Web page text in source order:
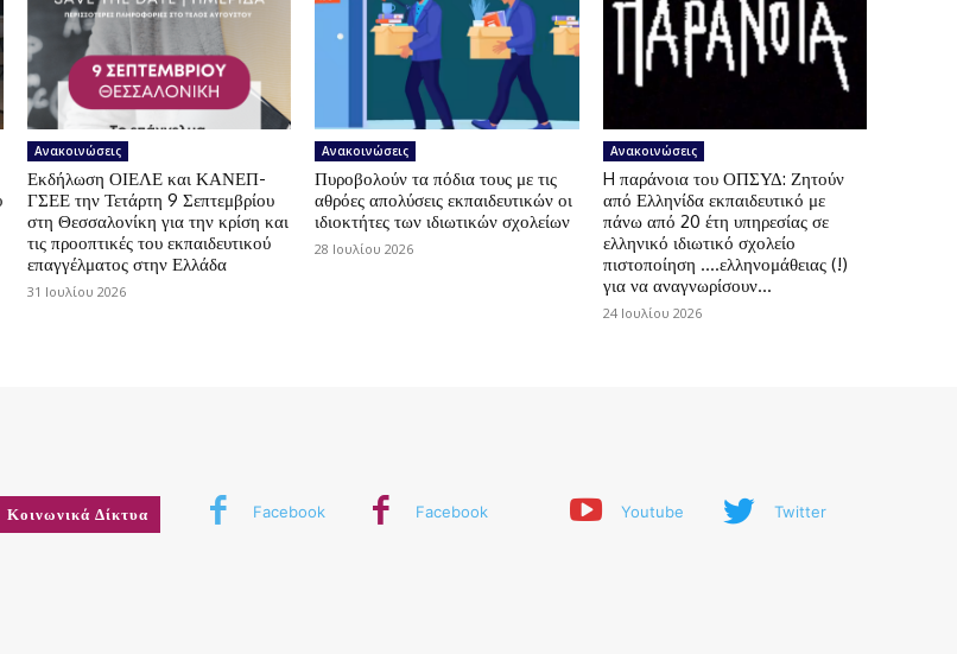
Ανακοινώσεις
Εκδήλωση ΟΙΕΛΕ και ΚΑΝΕΠ-
ΓΣΕΕ την Τετάρτη 9 Σεπτεμβρίου
στη Θεσσαλονίκη για την κρίση και
τις προοπτικές του εκπαιδευτικού
επαγγέλματος στην Ελλάδα
31 Ιουλίου 2026
Ανακοινώσεις
Πυροβολούν τα πόδια τους με τις
αθρόες απολύσεις εκπαιδευτικών οι
ιδιοκτήτες των ιδιωτικών σχολείων
28 Ιουλίου 2026
Ανακοινώσεις
H παράνοια του ΟΠΣΥΔ: Ζητούν
από Ελληνίδα εκπαιδευτικό με
πάνω από 20 έτη υπηρεσίας σε
ελληνικό ιδιωτικό σχολείο
πιστοποίηση ….ελληνομάθειας (!)
για να αναγνωρίσουν...
24 Ιουλίου 2026
Κοινωνικά Δίκτυα Facebook Facebook Youtube Twitter